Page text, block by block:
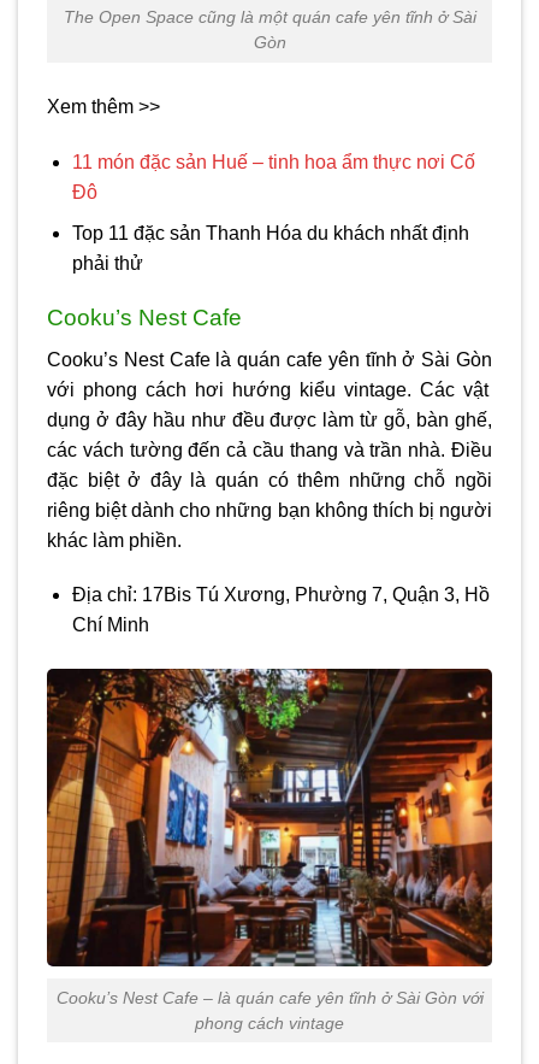
The Open Space cũng là một quán cafe yên tĩnh ở Sài
Gòn
Xem thêm >>
11 món đặc sản Huế – tinh hoa ẩm thực nơi Cố
Đô
Top 11 đặc sản Thanh Hóa du khách nhất định
phải thử
Cooku’s Nest Cafe
Cooku’s Nest Cafe làquán cafe yên tĩnh ở Sài Gòn
với phong cách hơi hướng kiểu vintage. Các vật
dụng ở đây hầu như đều được làm từ gỗ, bàn ghế,
các vách tường đến cả cầu thang và trần nhà. Điều
đặc biệt ở đây là quán có thêm những chỗ ngồi
riêng biệt dành cho những bạn không thích bị người
khác làm phiền.
Địa chỉ: 17Bis Tú Xương, Phường 7, Quận 3, Hồ
Chí Minh
Cooku’s Nest Cafe – là quán cafe yên tĩnh ở Sài Gòn với
phong cách vintage